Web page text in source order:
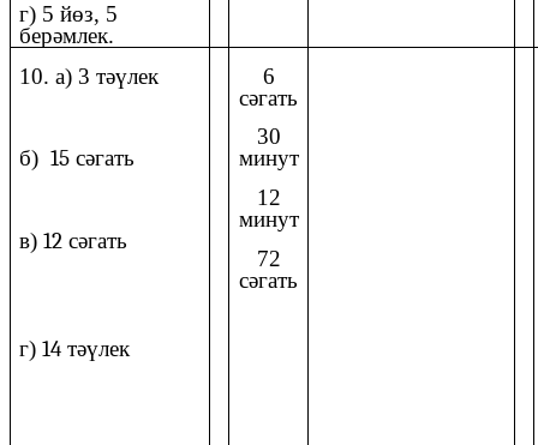
г) 5 йөз, 5
берәмлек.
10. а) 3 тәүлек
б)15 сәгать
в)12 сәгать
г)14 тәүлек
6
сәгать
30
минут
12
минут
72
сәгать